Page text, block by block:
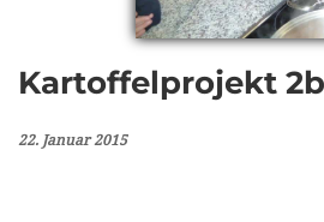
Kartoffelprojekt 2b
22. Januar 2015